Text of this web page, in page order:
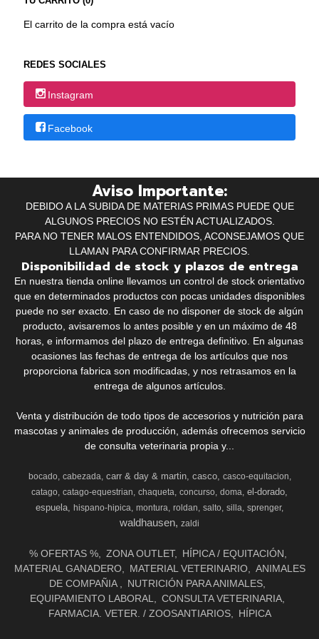
El carrito de la compra está vacío
REDES SOCIALES
Instagram
Facebook
Aviso Importante:
DEBIDO A LA SUBIDA DE MATERIAS PRIMAS PUEDE QUE
ALGUNOS PRECIOS NO ESTÉN ACTUALIZADOS.
PARA NO TENER MALOS ENTENDIDOS, ACONSEJAMOS QUE
LLAMAN PARA CONFIRMAR PRECIOS.
Disponibilidad de stock y plazos de entrega
En nuestra tienda online llevamos un control de stock orientativo
que en determinados productos con pocas unidades disponibles
puede no ser exacto. En caso de no disponer de stock de algún
producto, avisaremos lo antes posible y en un máximo de 48
horas, e informamos del plazo de entrega definitivo. En algunas
ocasiones las fechas de entrega de los artículos que nos
proporciona fabrica son modificadas, y nos retrasamos en la
entrega de algunos artículos.
Venta y distribución de todo tipos de accesorios y nutrición para
mascotas y animales de producción, además ofrecemos servicio
de consulta veterinaria propia y...
bocado cabezada carr & day & martin casco
casco-equitacion
catago catago-equestrian chaqueta concurso doma el-dorado
espuela
hispano-hipica montura roldan salto silla sprenger
waldhausen zaldi
% OFERTAS % ZONA OUTLET
HÍPICA / EQUITACIÓN
MATERIAL GANADERO
MATERIAL VETERINARIO
ANIMALES
DE COMPAÑIA
NUTRICIÓN PARA ANIMALES
EQUIPAMIENTO LABORAL
CONSULTA VETERINARIA
FARMACIA. VETER. / ZOOSANTIARIOS
HÍPICA